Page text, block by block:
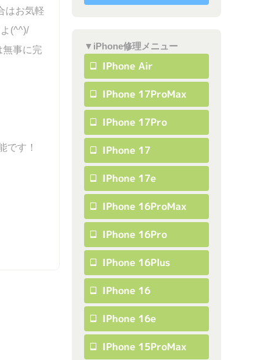
はお気軽
(^^)/
無事に完
です！
▼iPhone修理メニュー
IPhone Air
IPhone 17ProMax
IPhone 17Pro
IPhone 17
IPhone 17e
IPhone 16ProMax
IPhone 16Pro
IPhone 16Plus
IPhone 16
IPhone 16e
IPhone 15ProMax